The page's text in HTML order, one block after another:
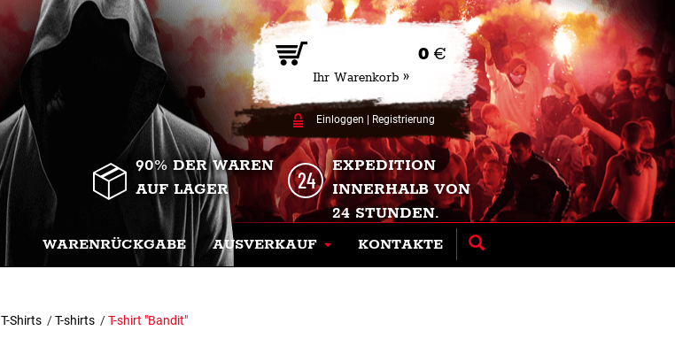
0 €
Ihr Warenkorb »
Einloggen Registrierung
90% DER WAREN
AUF LAGER
EXPEDITION
INNERHALB VON
24 STUNDEN.
WARENRÜCKGABE AUSVERKAUF KONTAKTE
T-Shirts /T-shirts /T-shirt "Bandit"